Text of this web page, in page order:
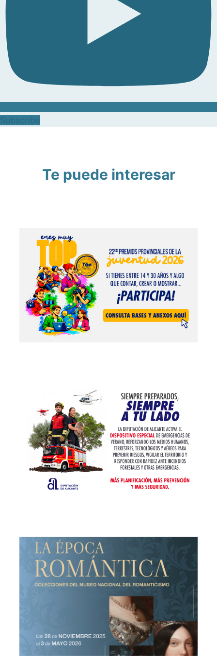
Te puede interesar